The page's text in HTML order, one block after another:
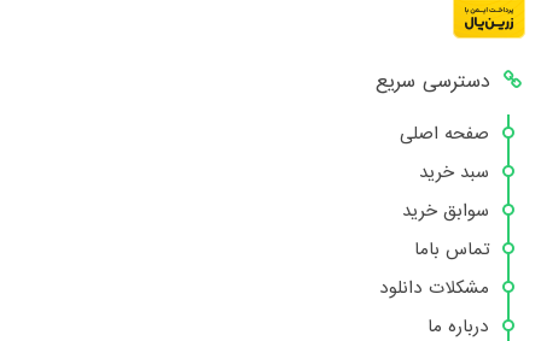
دسترسی سریع
صفحه اصلی
سبد خرید
سوابق خرید
تماس باما
مشکلات دانلود
درباره ما